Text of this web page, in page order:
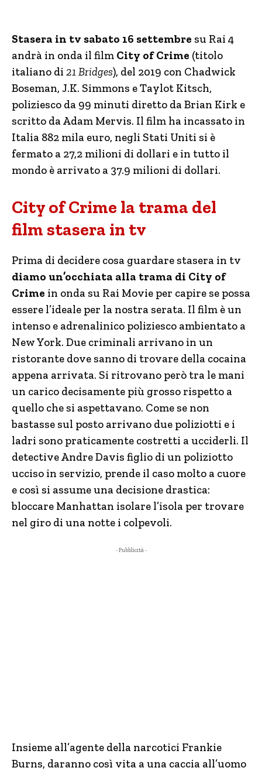
Stasera in tv sabato 16 settembre su Rai 4
andrà in onda il film City of Crime (titolo
italiano di 21 Bridges), del 2019 con Chadwick
Boseman, J.K. Simmons e Taylot Kitsch,
poliziesco da 99 minuti diretto da Brian Kirk e
scritto da Adam Mervis. Il film ha incassato in
Italia 882 mila euro, negli Stati Uniti si è
fermato a 27,2 milioni di dollari e in tutto il
mondo è arrivato a 37.9 milioni di dollari.
City of Crime la trama del
film stasera in tv
Prima di decidere cosa guardare stasera in tv
diamo un’occhiata alla trama di City of
Crime in onda su Rai Movie per capire se possa
essere l’ideale per la nostra serata. Il film è un
intenso e adrenalinico poliziesco ambientato a
New York. Due criminali arrivano in un
ristorante dove sanno di trovare della cocaina
appena arrivata. Si ritrovano però tra le mani
un carico decisamente più grosso rispetto a
quello che si aspettavano. Come se non
bastasse sul posto arrivano due poliziotti e i
ladri sono praticamente costretti a ucciderli. Il
detective Andre Davis figlio di un poliziotto
ucciso in servizio, prende il caso molto a cuore
e così si assume una decisione drastica:
bloccare Manhattan isolare l’isola per trovare
nel giro di una notte i colpevoli.
- Pubblicità -
Insieme all’agente della narcotici Frankie
Burns, daranno così vita a una caccia all’uomo